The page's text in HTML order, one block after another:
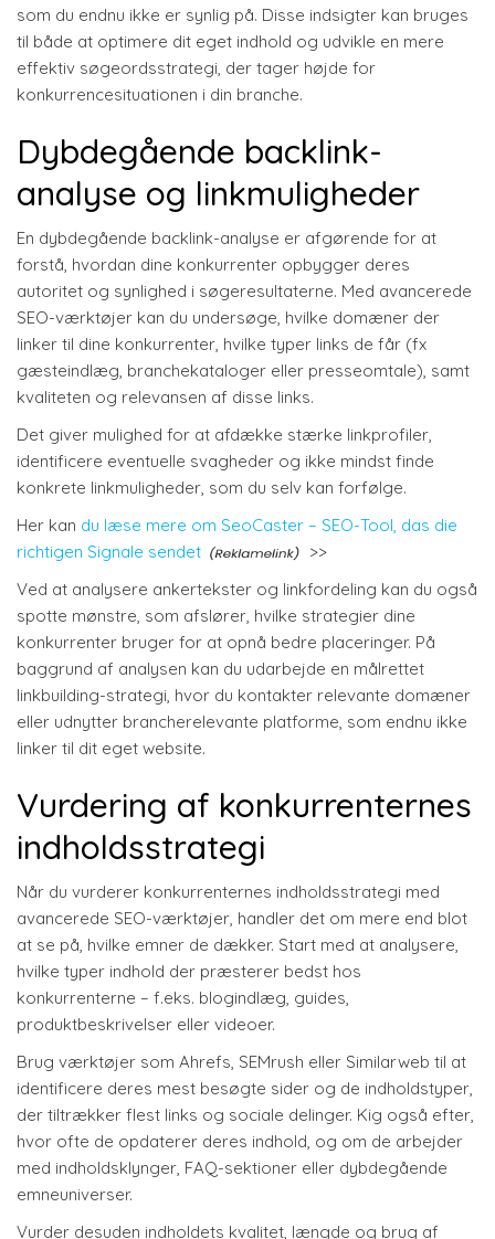
som du endnu ikke er synlig på. Disse indsigter kan bruges
til både at optimere dit eget indhold og udvikle en mere
effektiv søgeordsstrategi, der tager højde for
konkurrencesituationen i din branche.
Dybdegående backlink-
analyse og linkmuligheder
En dybdegående backlink-analyse er afgørende for at
forstå, hvordan dine konkurrenter opbygger deres
autoritet og synlighed i søgeresultaterne. Med avancerede
SEO-værktøjer kan du undersøge, hvilke domæner der
linker til dine konkurrenter, hvilke typer links de får (fx
gæsteindlæg, branchekataloger eller presseomtale), samt
kvaliteten og relevansen af disse links.
Det giver mulighed for at afdække stærke linkprofiler,
identificere eventuelle svagheder og ikke mindst finde
konkrete linkmuligheder, som du selv kan forfølge.
Her kan du læse mere om SeoCaster – SEO-Tool, das die
richtigen Signale sendet
>>
Ved at analysere ankertekster og linkfordeling kan du også
spotte mønstre, som afslører, hvilke strategier dine
konkurrenter bruger for at opnå bedre placeringer. På
baggrund af analysen kan du udarbejde en målrettet
linkbuilding-strategi, hvor du kontakter relevante domæner
eller udnytter brancherelevante platforme, som endnu ikke
linker til dit eget website.
Vurdering af konkurrenternes
indholdsstrategi
Når du vurderer konkurrenternes indholdsstrategi med
avancerede SEO-værktøjer, handler det om mere end blot
at se på, hvilke emner de dækker. Start med at analysere,
hvilke typer indhold der præsterer bedst hos
konkurrenterne – f.eks. blogindlæg, guides,
produktbeskrivelser eller videoer.
Brug værktøjer som Ahrefs, SEMrush eller Similarweb til at
identificere deres mest besøgte sider og de indholdstyper,
der tiltrækker flest links og sociale delinger. Kig også efter,
hvor ofte de opdaterer deres indhold, og om de arbejder
med indholdsklynger, FAQ-sektioner eller dybdegående
emneuniverser.
Vurder desuden indholdets kvalitet, længde og brug af